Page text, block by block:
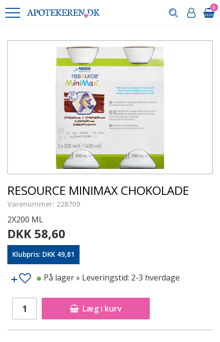
0
RESOURCE MINIMAX CHOKOLADE
Varenummer: 228709
2X200 ML
DKK 58,60
Klubpris: DKK 49,81
Læg i kurv
På lager» Leveringstid: 2-3 hverdage